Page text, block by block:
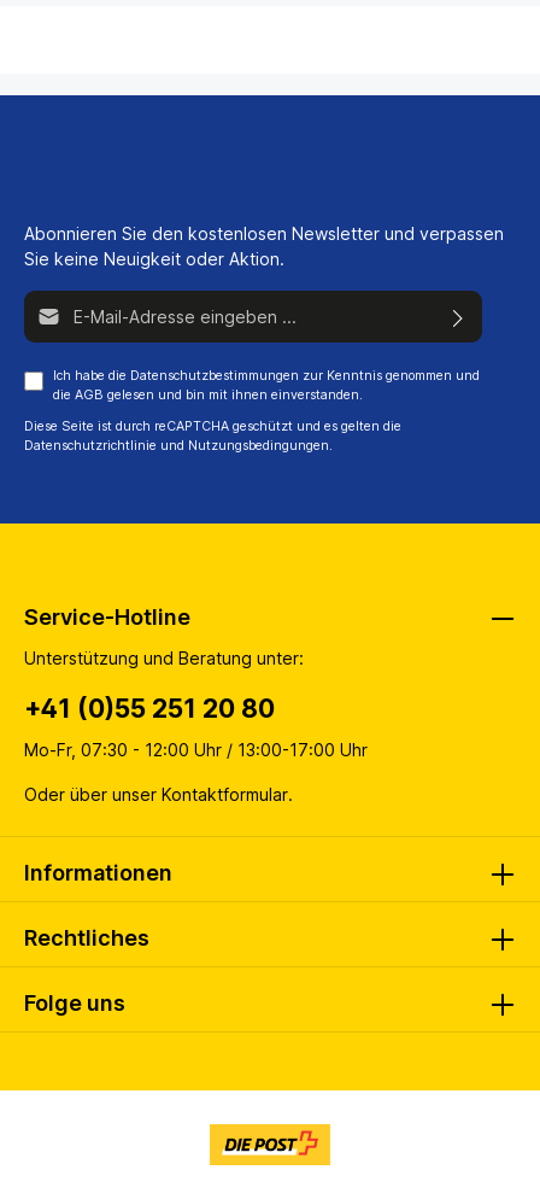
Abonnieren Sie den kostenlosen Newsletter und verpassen
Sie keine Neuigkeit oder Aktion.
E-Mail-Adresse*
Ich habe die Datenschutzbestimmungen zur Kenntnis genommen und
die AGB gelesen und bin mit ihnen einverstanden.
Diese Seite ist durch reCAPTCHA geschützt und es gelten die
Datenschutzrichtlinie und Nutzungsbedingungen.
Folge uns
Service-Hotline
Unterstützung und Beratung unter:
+41 (0)55 251 20 80
Mo-Fr, 07:30 - 12:00 Uhr / 13:00-17:00 Uhr
Oder über unser Kontaktformular.
Informationen
Rechtliches